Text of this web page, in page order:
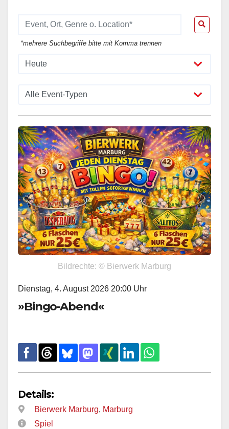
*mehrere Suchbegriffe bitte mit Komma trennen
Bildrechte: © Bierwerk Marburg
Dienstag, 4. August 2026 20:00 Uhr
»Bingo-Abend«
Details:
Bierwerk Marburg, Marburg
Spiel